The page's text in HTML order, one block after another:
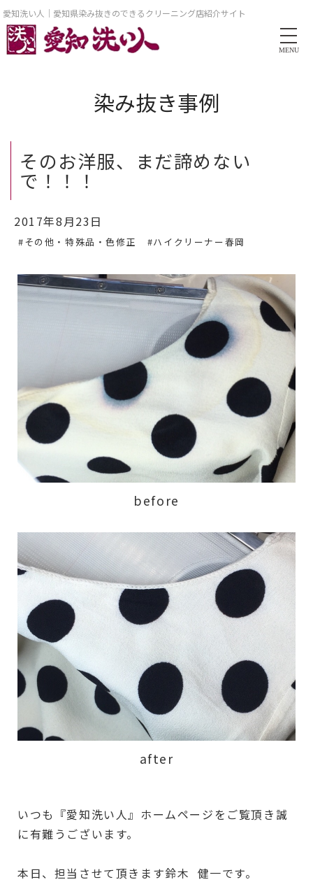
愛知洗い人｜愛知県染み抜きのできるクリーニング店紹介サイト
MENU
染み抜き事例
そのお洋服、まだ諦めない
で！！！
2017年8月23日
#その他・特殊品・色修正 #ハイクリーナー春岡
before
after
いつも『愛知洗い人』ホームページをご覧頂き誠
に有難うございます。
本日、担当させて頂きます鈴木 健一です。